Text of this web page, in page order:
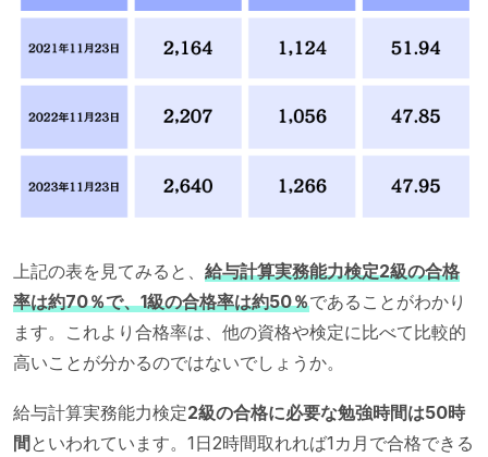
上記の表を見てみると、 給与計算実務能力検定2級の合格
率は約70％で、1級の合格率は約50％であることがわかり
ます。これより合格率は、他の資格や検定に比べて比較的
高いことが分かるのではないでしょうか。
給与計算実務能力検定2級の合格に必要な勉強時間は50時
間といわれています。1日2時間取れれば1カ月で合格できる